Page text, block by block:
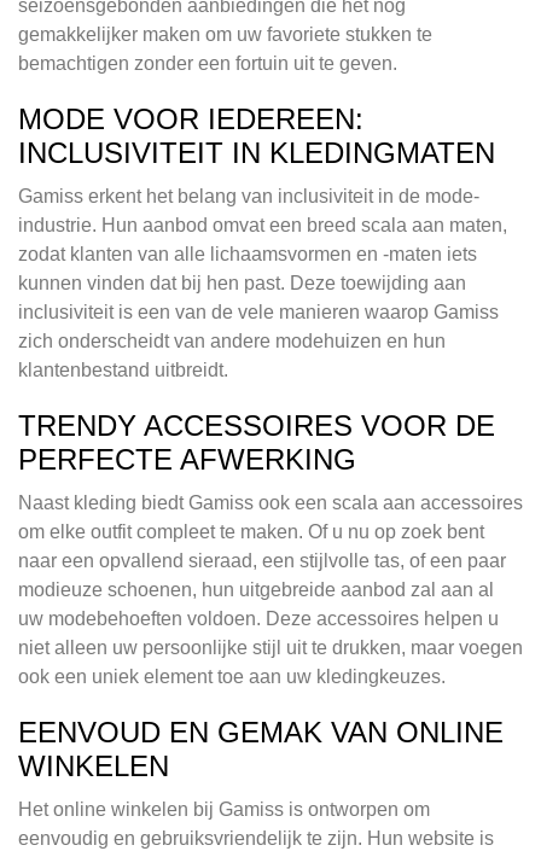
seizoensgebonden aanbiedingen die het nog
gemakkelijker maken om uw favoriete stukken te
bemachtigen zonder een fortuin uit te geven.
MODE VOOR IEDEREEN:
INCLUSIVITEIT IN KLEDINGMATEN
Gamiss erkent het belang van inclusiviteit in de mode-
industrie. Hun aanbod omvat een breed scala aan maten,
zodat klanten van alle lichaamsvormen en -maten iets
kunnen vinden dat bij hen past. Deze toewijding aan
inclusiviteit is een van de vele manieren waarop Gamiss
zich onderscheidt van andere modehuizen en hun
klantenbestand uitbreidt.
TRENDY ACCESSOIRES VOOR DE
PERFECTE AFWERKING
Naast kleding biedt Gamiss ook een scala aan accessoires
om elke outfit compleet te maken. Of u nu op zoek bent
naar een opvallend sieraad, een stijlvolle tas, of een paar
modieuze schoenen, hun uitgebreide aanbod zal aan al
uw modebehoeften voldoen. Deze accessoires helpen u
niet alleen uw persoonlijke stijl uit te drukken, maar voegen
ook een uniek element toe aan uw kledingkeuzes.
EENVOUD EN GEMAK VAN ONLINE
WINKELEN
Het online winkelen bij Gamiss is ontworpen om
eenvoudig en gebruiksvriendelijk te zijn. Hun website is